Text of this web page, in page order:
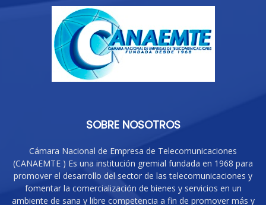
SOBRE NOSOTROS
Cámara Nacional de Empresa de Telecomunicaciones
(CANAEMTE ) Es una institución gremial fundada en 1968 para
promover el desarrollo del sector de las telecomunicaciones y
fomentar la comercialización de bienes y servicios en un
ambiente de sana y libre competencia a fin de promover más y